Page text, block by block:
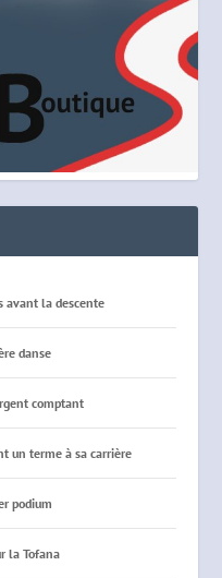
avant la descente
danse
comptant
un terme à sa carrière
podium
la Tofana